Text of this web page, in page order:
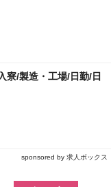
寮/製造・工場/日勤/日
sponsored by 求人ボックス